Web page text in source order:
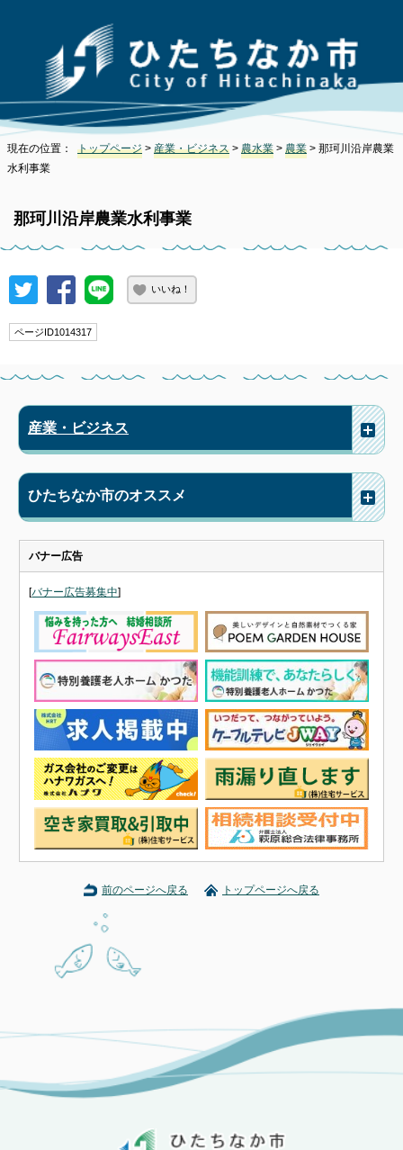
現在の位置： トップページ > 産業・ビジネス > 農水業 > 農業 > 那珂川沿岸農業
水利事業
那珂川沿岸農業水利事業
いいね！
ページID1014317
産業・ビジネス
ひたちなか市のオススメ
バナー広告
[バナー広告募集中]
前のページへ戻る トップページへ戻る